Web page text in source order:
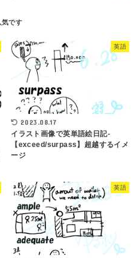
英語
2023.08.17
イラスト画像で英単語絵日記-
【exceed/surpass】超越するイメ
ージ
英語